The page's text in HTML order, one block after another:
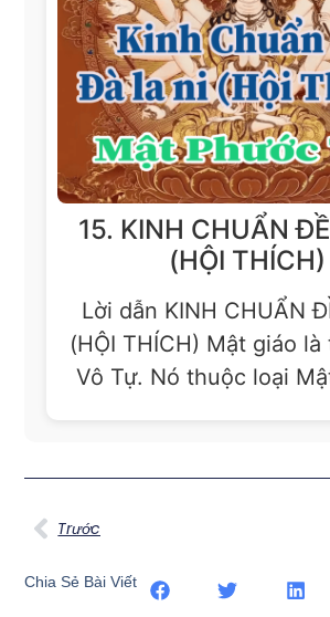
15. KINH CHUẨN
(HỘI THÍCH)
Lời dẫn KINH CHUẨN
(HỘI THÍCH) Mật giáo
Vô Tự. Nó thuộc loại
Trước
Chia Sẻ Bài Viết